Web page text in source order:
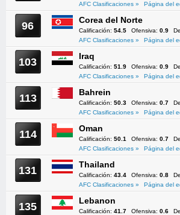
AFC Clasificaciones »
Página del
96 Corea del Norte
Calificación: 54.5 Ofensiva: 0.9
AFC Clasificaciones »
Página del
103 Iraq
Calificación: 51.9 Ofensiva: 0.9
AFC Clasificaciones »
Página del
113 Bahrein
Calificación: 50.3 Ofensiva: 0.7
AFC Clasificaciones »
Página del
114 Oman
Calificación: 50.1 Ofensiva: 0.7
AFC Clasificaciones »
Página del
131 Thailand
Calificación: 43.4 Ofensiva: 0.8
AFC Clasificaciones »
Página del
135 Lebanon
Calificación: 41.7 Ofensiva: 0.6